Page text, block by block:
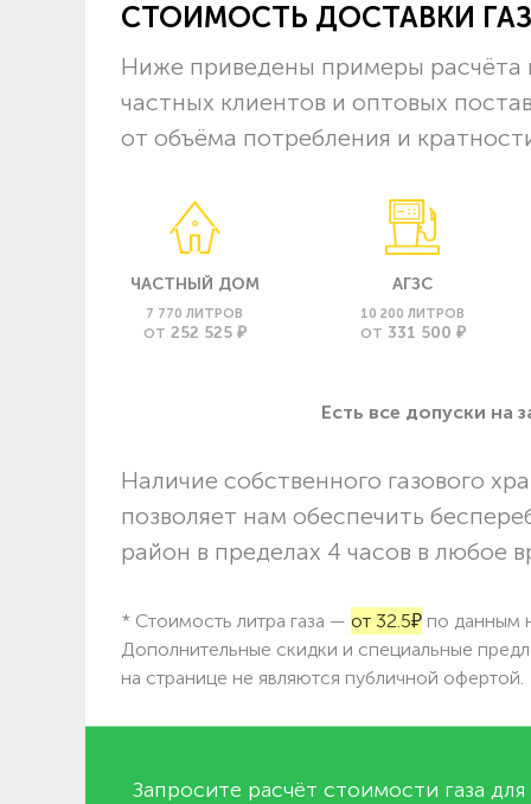
СТОИМОСТЬ ДОСТАВКИ
Ниже приведены примеры расчёта
частных клиентов и оптовых
от объёма потребления и
ЧАСТНЫЙ ДОМ
7 770 ЛИТРОВ
ОТ 252 525 ₽
АГЗС
10 200 ЛИТРОВ
ОТ 331 500 ₽
Есть все допуски нa
Наличие собственного газового
позволяет нам обеспечить
район в пределах 4 часов в любое
* Стоимость литра газа — от 32.5₽ по данным
Дополнительные скидки и специальные
на странице не являются публичной офертой.
Запросите расчёт стоимости газа для